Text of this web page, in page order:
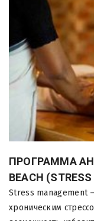
ПРОГРАММА
BEACH
Stress management
хроническим